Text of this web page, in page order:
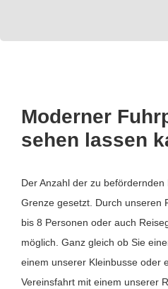
Moderner
sehen lassen
Der Anzahl der zu
Grenze gesetzt. Durch unseren
bis 8 Personen oder auch
möglich. Ganz gleich ob Sie
einem unserer Kleinbusse oder
Vereinsfahrt mit einem unserer